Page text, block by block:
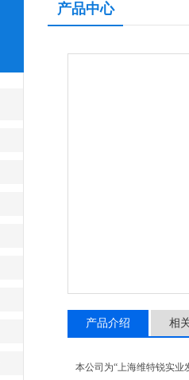
产品中心
产品介绍 相
本公司为“上海维特锐实